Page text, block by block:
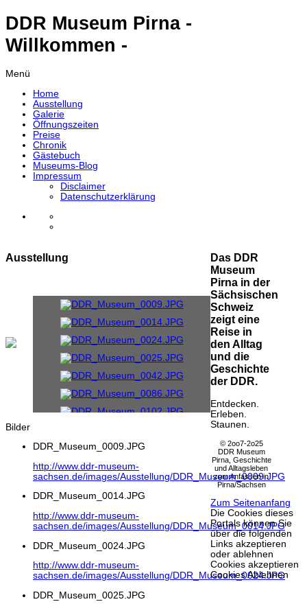
DDR Museum Pirna -
Willkommen -
Menü
Home
Ausstellung
Galerie
Öffnungszeiten
Preise
Chronik
Gästebuch
Museums-Blog
Impressum
Disclaimer
Datenschutzerklärung
Ausstellung
Bilder
DDR_Museum_0009.JPG
http://www.ddr-museum-
sachsen.de/images/Ausstellung/DDR_Museum_0009.JPG
DDR_Museum_0014.JPG
http://www.ddr-museum-
sachsen.de/images/Ausstellung/DDR_Museum_0014.JPG
DDR_Museum_0024.JPG
http://www.ddr-museum-
sachsen.de/images/Ausstellung/DDR_Museum_0024.JPG
DDR_Museum_0025.JPG
Das DDR
Museum
Pirna in der
Sächsischen
Schweiz
zeigt eine
Reise in
den Alltag
und die
Geschichte
der DDR.
Entdecken.
Erleben.
Staunen.
© 2oo7-2o25
DDR Museum
Pirna, Geschichte
und Alltagsleben
zum Anfassen in
Pirna/Sachsen
Zum Seitenanfang
Die Cookies dieses
Portals können Sie
über die folgenden
Links akzeptieren
oder ablehnen
Cookies akzeptieren
Cookies Ablehnen